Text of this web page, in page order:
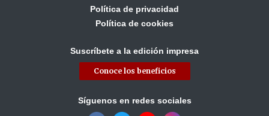
Política de privacidad
Política de cookies
Suscríbete a la edición impresa
Conoce los beneficios
Síguenos en redes sociales